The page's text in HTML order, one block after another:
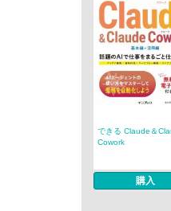
できる Claude＆
Cowork
購入